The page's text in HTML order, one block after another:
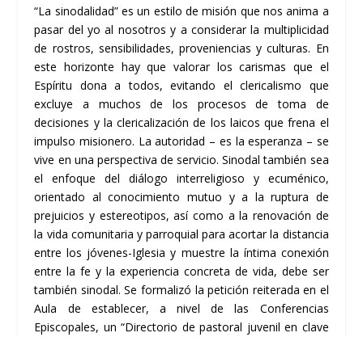
“La sinodalidad” es un estilo de misión que nos anima a
pasar del yo al nosotros y a considerar la multiplicidad
de rostros, sensibilidades, proveniencias y culturas. En
este horizonte hay que valorar los carismas que el
Espíritu dona a todos, evitando el clericalismo que
excluye a muchos de los procesos de toma de
decisiones y la clericalización de los laicos que frena el
impulso misionero. La autoridad – es la esperanza – se
vive en una perspectiva de servicio. Sinodal también sea
el enfoque del diálogo interreligioso y ecuménico,
orientado al conocimiento mutuo y a la ruptura de
prejuicios y estereotipos, así como a la renovación de
la vida comunitaria y parroquial para acortar la distancia
entre los jóvenes-Iglesia y muestre la íntima conexión
entre la fe y la experiencia concreta de vida, debe ser
también sinodal. Se formalizó la petición reiterada en el
Aula de establecer, a nivel de las Conferencias
Episcopales, un “Directorio de pastoral juvenil en clave